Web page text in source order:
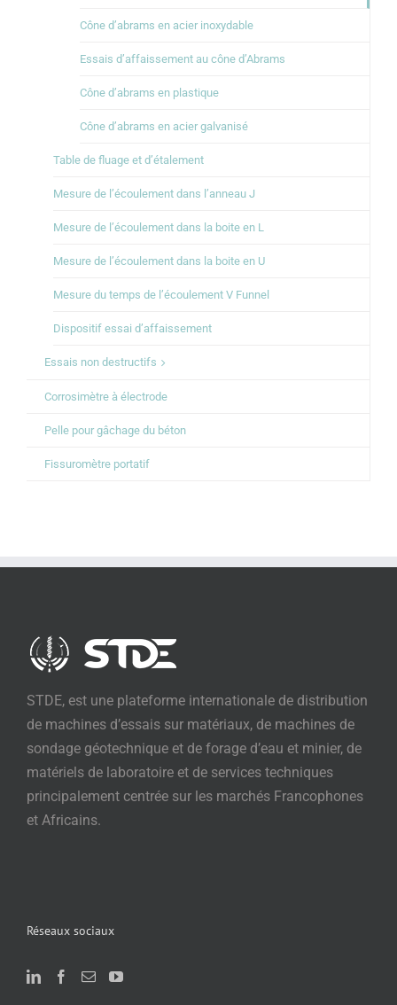
Cône d’abrams en acier inoxydable
Essais d’affaissement au cône d’Abrams
Cône d’abrams en plastique
Cône d’abrams en acier galvanisé
Table de fluage et d’étalement
Mesure de l’écoulement dans l’anneau J
Mesure de l’écoulement dans la boite en L
Mesure de l’écoulement dans la boite en U
Mesure du temps de l’écoulement V Funnel
Dispositif essai d’affaissement
Essais non destructifs
Corrosimètre à électrode
Pelle pour gâchage du béton
Fissuromètre portatif
STDE, est une plateforme internationale de distribution
de machines d’essais sur matériaux, de machines de
sondage géotechnique et de forage d’eau et minier, de
matériels de laboratoire et de services techniques
principalement centrée sur les marchés Francophones
et Africains.
Réseaux sociaux